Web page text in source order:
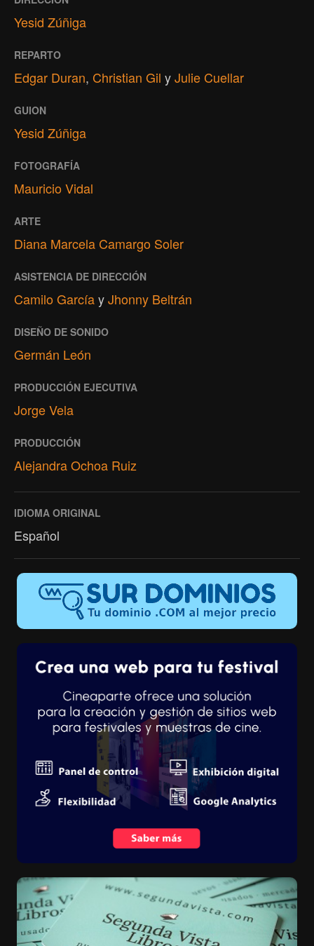
Yesid Zúñiga
REPARTO
Edgar Duran, Christian Gil yJulie Cuellar
GUION
Yesid Zúñiga
FOTOGRAFÍA
Mauricio Vidal
ARTE
Diana Marcela Camargo Soler
ASISTENCIA DE DIRECCIÓN
Camilo GarcíayJhonny Beltrán
DISEÑO DE SONIDO
Germán León
PRODUCCIÓN EJECUTIVA
Jorge Vela
PRODUCCIÓN
Alejandra Ochoa Ruiz
IDIOMA ORIGINAL
Español